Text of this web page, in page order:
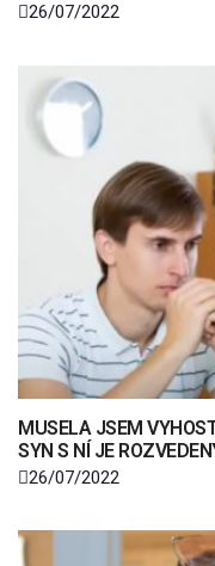
26/07/2022
MUSELA JSEM
SYN S NÍ JE
26/07/2022